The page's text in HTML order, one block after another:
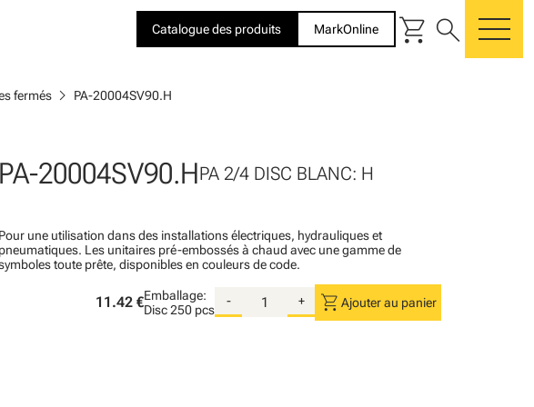
Catalogue des produits MarkOnline shopping_cart search
fermés chevron_right PA-20004SV90.H
PA-20004SV90.HPA 2/4 DISC BLANC: H
Pour une utilisation dans des installations électriques, hydrauliques et
pneumatiques. Les unitaires pré-embossés à chaud avec une gamme de
toute prête, disponibles en couleurs de code.
11.42 €Emballage:
Disc250 pcs
- + shopping_cart Ajouter au panier